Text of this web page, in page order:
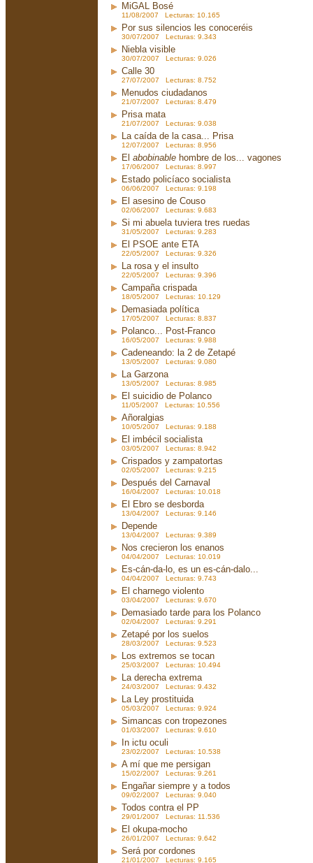
MiGAL Bosé
11/08/2007 Lecturas: 10.165
Por sus silencios les conoceréis
30/07/2007 Lecturas: 9.343
Niebla visible
30/07/2007 Lecturas: 9.026
Calle 30
27/07/2007 Lecturas: 8.752
Menudos ciudadanos
21/07/2007 Lecturas: 8.479
Prisa mata
21/07/2007 Lecturas: 9.038
La caída de la casa... Prisa
12/07/2007 Lecturas: 8.956
El abobinable hombre de los... vagones
17/06/2007 Lecturas: 8.997
Estado policíaco socialista
06/06/2007 Lecturas: 9.198
El asesino de Couso
02/06/2007 Lecturas: 9.683
Si mi abuela tuviera tres ruedas
31/05/2007 Lecturas: 9.283
El PSOE ante ETA
22/05/2007 Lecturas: 9.326
La rosa y el insulto
22/05/2007 Lecturas: 9.396
Campaña crispada
18/05/2007 Lecturas: 10.129
Demasiada política
17/05/2007 Lecturas: 8.837
Polanco... Post-Franco
16/05/2007 Lecturas: 9.988
Cadeneando: la 2 de Zetapé
13/05/2007 Lecturas: 9.080
La Garzona
13/05/2007 Lecturas: 8.985
El suicidio de Polanco
11/05/2007 Lecturas: 10.556
Añoralgias
10/05/2007 Lecturas: 9.188
El imbécil socialista
03/05/2007 Lecturas: 8.942
Crispados y zampatortas
02/05/2007 Lecturas: 9.215
Después del Carnaval
16/04/2007 Lecturas: 10.018
El Ebro se desborda
13/04/2007 Lecturas: 9.146
Depende
13/04/2007 Lecturas: 9.389
Nos crecieron los enanos
04/04/2007 Lecturas: 10.019
Es-cán-da-lo, es un es-cán-dalo...
04/04/2007 Lecturas: 9.743
El charnego violento
03/04/2007 Lecturas: 9.670
Demasiado tarde para los Polanco
02/04/2007 Lecturas: 9.291
Zetapé por los suelos
28/03/2007 Lecturas: 9.523
Los extremos se tocan
25/03/2007 Lecturas: 10.494
La derecha extrema
24/03/2007 Lecturas: 9.432
La Ley prostituida
05/03/2007 Lecturas: 9.924
Simancas con tropezones
01/03/2007 Lecturas: 9.610
In ictu oculi
23/02/2007 Lecturas: 10.538
A mí que me persigan
15/02/2007 Lecturas: 9.261
Engañar siempre y a todos
09/02/2007 Lecturas: 9.040
Todos contra el PP
29/01/2007 Lecturas: 11.536
El okupa-mocho
26/01/2007 Lecturas: 9.642
Será por cordones
21/01/2007 Lecturas: 9.165